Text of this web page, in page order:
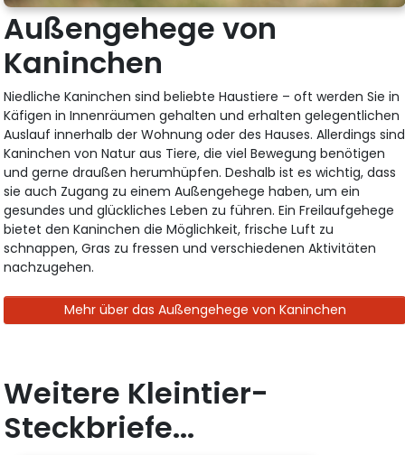
Außengehege von
Kaninchen
Niedliche Kaninchen sind beliebte Haustiere – oft werden Sie in
Käfigen in Innenräumen gehalten und erhalten gelegentlichen
Auslauf innerhalb der Wohnung oder des Hauses. Allerdings sind
Kaninchen von Natur aus Tiere, die viel Bewegung benötigen
und gerne draußen herumhüpfen. Deshalb ist es wichtig, dass
sie auch Zugang zu einem Außengehege haben, um ein
gesundes und glückliches Leben zu führen. Ein Freilaufgehege
bietet den Kaninchen die Möglichkeit, frische Luft zu
schnappen, Gras zu fressen und verschiedenen Aktivitäten
nachzugehen.
Mehr über das Außengehege von Kaninchen
Weitere Kleintier-
Steckbriefe...